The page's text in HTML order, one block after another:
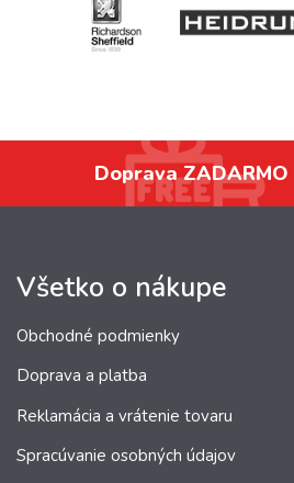
Doprava ZADARMO
Všetko o nákupe
Obchodné podmienky
Doprava a platba
Reklamácia a vrátenie tovaru
Spracúvanie osobných údajov